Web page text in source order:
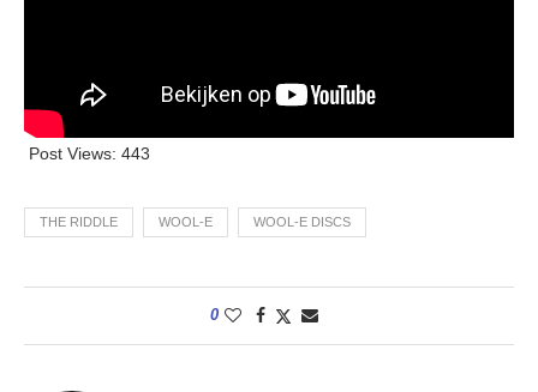
Post Views: 443
THE RIDDLE WOOL-E WOOL-E DISCS
0